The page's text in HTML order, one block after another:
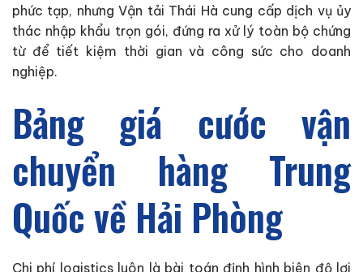
phức tạp, nhưng Vận tải Thái Hà cung cấp dịch vụ ủy
thác nhập khẩu trọn gói, đứng ra xử lý toàn bộ chứng
từ để tiết kiệm thời gian và công sức cho doanh
nghiệp.
Bảng giá cước vận
chuyển hàng Trung
Quốc về Hải Phòng
Chi phí logistics luôn là bài toán định hình biên độ lợi